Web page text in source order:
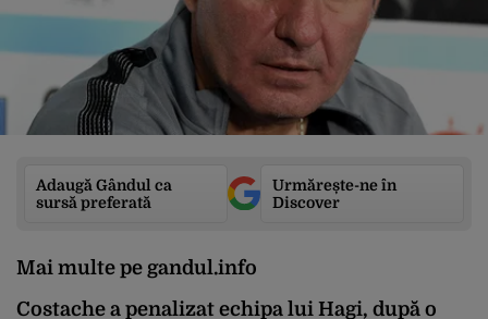
Adaugă Gândul ca
sursă preferată
Urmărește-ne în
Discover
Mai multe pe gandul.info
Costache a penalizat echipa lui Hagi, după o